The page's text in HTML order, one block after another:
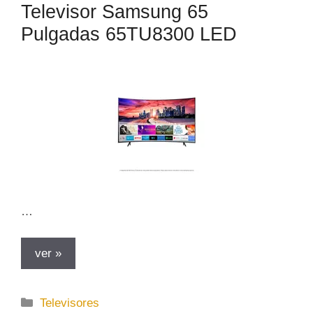
r
í
Televisor Samsung 65
Pulgadas 65TU8300 LED
…
ver »
C
Televisores